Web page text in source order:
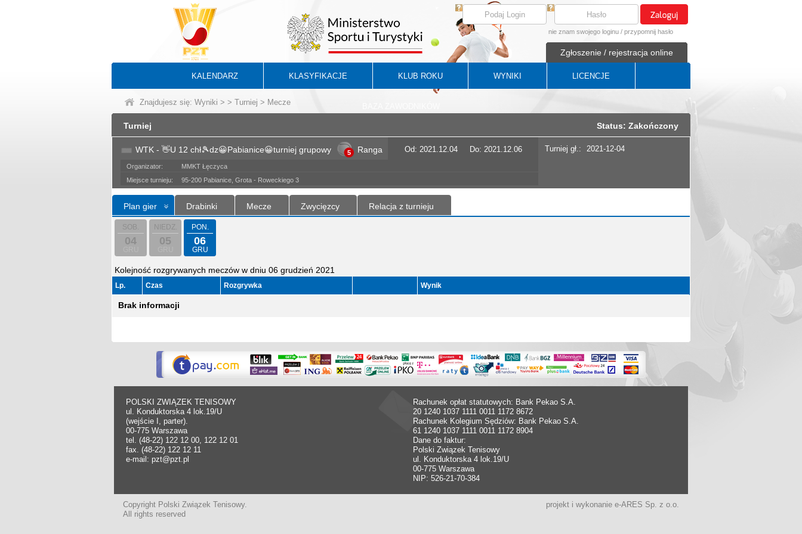
nie znam swojego loginu / przypomnij hasło
Zgłoszenie / rejestracja online
KALENDARZ KLASYFIKACJE KLUB ROKU WYNIKI LICENCJE
Znajdujesz się: Wyniki > > Turniej > Mecze
Turniej Status: Zakończony
WTK - 👋U 12 chł🎾dz😀Pabianice😀turniej grupowy 5 Ranga Od: 2021.12.04 Do: 2021.12.06
Organizator:
MMKT Łęczyca
Miejsce turnieju:
95-200 Pabianice, Grota - Roweckiego 3
Turniej gł.: 2021-12-04
Plan gier Drabinki Mecze Zwycięzcy Relacja z turnieju
SOB.
04
NIEDZ.
05
PON.
06
GRU
Kolejność rozgrywanych meczów w dniu 06 grudzień 2021
Lp. Czas Rozgrywka Wynik
Brak informacji
POLSKI ZWIĄZEK TENISOWY
ul. Konduktorska 4 lok.19/U
(wejście I, parter).
00-775 Warszawa
tel. (48-22) 122 12 00, 122 12 01
fax. (48-22) 122 12 11
e-mail: pzt@pzt.pl
Rachunek opłat statutowych: Bank Pekao S.A.
20 1240 1037 1111 0011 1172 8672
Rachunek Kolegium Sędziów: Bank Pekao S.A.
61 1240 1037 1111 0011 1172 8904
Dane do faktur:
Polski Związek Tenisowy
ul. Konduktorska 4 lok.19/U
00-775 Warszawa
NIP: 526-21-70-384
Copyright Polski Związek Tenisowy.
All rights reserved
projekt i wykonanie e-ARES Sp. z o.o.